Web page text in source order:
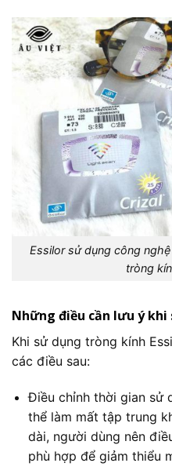
Essilor sử dụng công
tròng
Những điều cần lưu ý
Khi sử dụng tròng kính
các điều sau:
Điều chỉnh thời gian sử
thể làm mất tập trung
dài, người dùng nên
phù hợp để giảm thiểu